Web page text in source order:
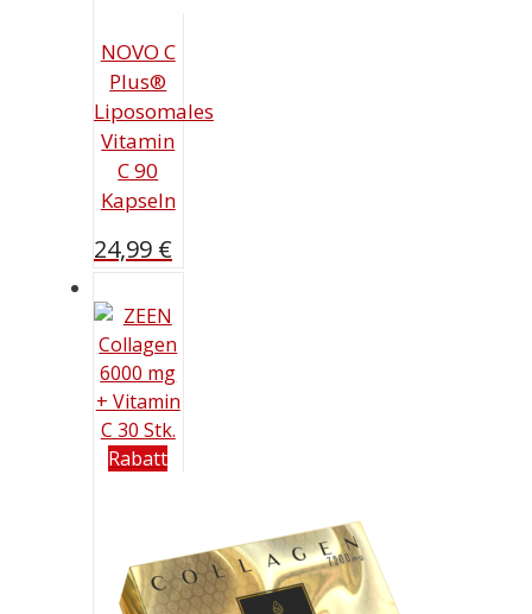
NOVO C
Plus®
Liposomales
Vitamin
C 90
Kapseln
24,99 €
Rabatt